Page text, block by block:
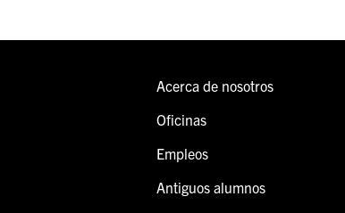
Acerca de nosotros
Oficinas
Empleos
Antiguos alumnos